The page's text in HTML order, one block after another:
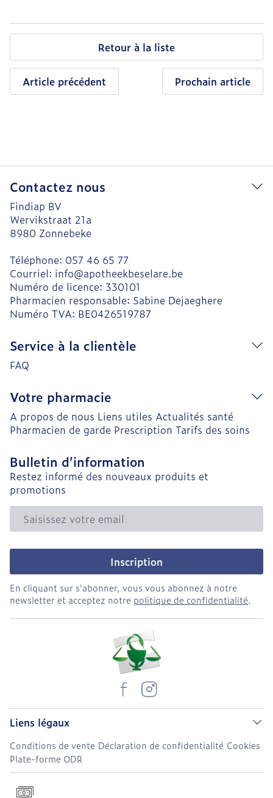
Retour à la liste
Article précédent Prochain article
Contactez nous
Findiap BV
Wervikstraat 21a
8980 Zonnebeke
Téléphone: 057 46 65 77
Courriel: info@apotheekbeselare.be
Numéro de licence: 330101
Pharmacien responsable: Sabine Dejaeghere
Numéro TVA: BE0426519787
Service à la clientèle
FAQ
Votre pharmacie
A propos de nous Liens utiles Actualités santé
Pharmacien de garde Prescription Tarifs des soins
Bulletin d’information
Restez informé des nouveaux produits et
promotions
Adresse mail
Inscription
En cliquant sur s'abonner, vous vous abonnez à notre
newsletter et acceptez notre politique de confidentialité.
Liens légaux
Conditions de vente Déclaration de confidentialité Cookies
Plate-forme ODR